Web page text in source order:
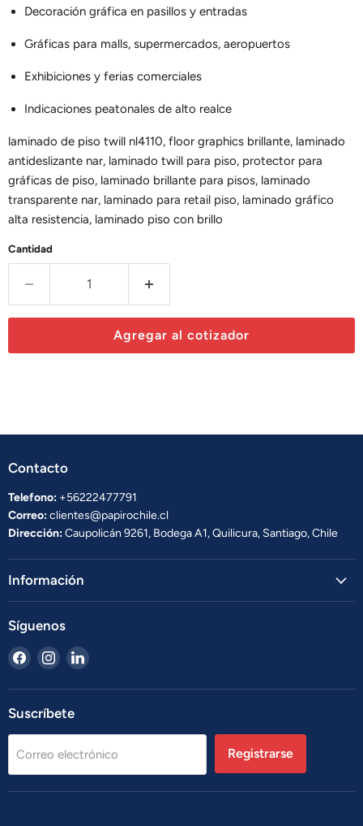
Decoración gráfica en pasillos y entradas
Gráficas para malls, supermercados, aeropuertos
Exhibiciones y ferias comerciales
Indicaciones peatonales de alto realce
laminado de piso twill nl4110, floor graphics brillante, laminado
antideslizante nar, laminado twill para piso, protector para
gráficas de piso, laminado brillante para pisos, laminado
transparente nar, laminado para retail piso, laminado gráfico
alta resistencia, laminado piso con brillo
Cantidad
Agregar al cotizador
Contacto
Telefono: +56222477791
Correo:clientes@papirochile.cl
Dirección:Caupolicán 9261, Bodega A1, Quilicura, Santiago, Chile
Información
Síguenos
Encuéntrenos
en
Facebook
Encuéntrenos
en
Instagram
Encuéntrenos
LinkedIn
Suscríbete
Correo electrónico Registrarse